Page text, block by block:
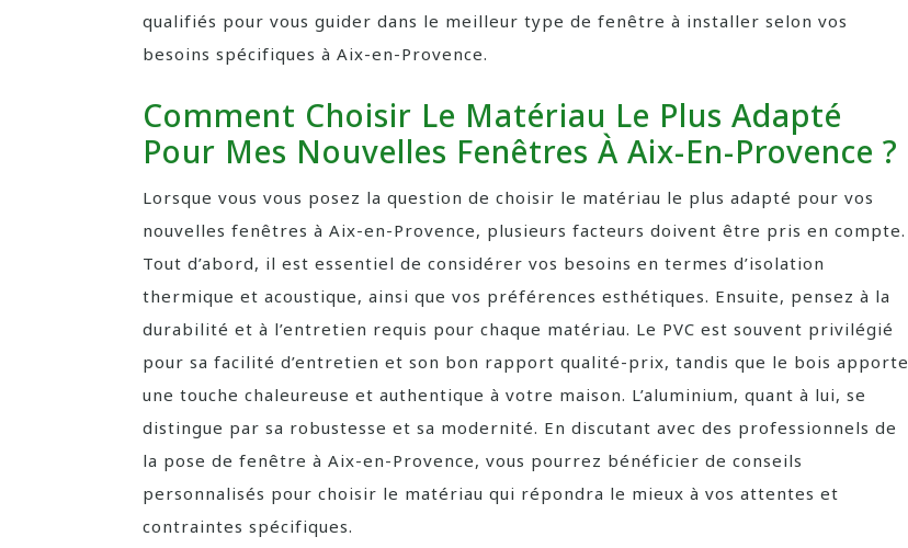
qualifiés pour vous guider dans le meilleur type de fenêtre à installer selon vos
besoins spécifiques à Aix-en-Provence.
Comment Choisir Le Matériau Le Plus Adapté
Pour Mes Nouvelles Fenêtres À Aix-En-Provence ?
Lorsque vous vous posez la question de choisir le matériau le plus adapté pour vos
nouvelles fenêtres à Aix-en-Provence, plusieurs facteurs doivent être pris en compte.
Tout d’abord, il est essentiel de considérer vos besoins en termes d’isolation
thermique et acoustique, ainsi que vos préférences esthétiques. Ensuite, pensez à la
durabilité et à l’entretien requis pour chaque matériau. Le PVC est souvent privilégié
pour sa facilité d’entretien et son bon rapport qualité-prix, tandis que le bois apporte
une touche chaleureuse et authentique à votre maison. L’aluminium, quant à lui, se
distingue par sa robustesse et sa modernité. En discutant avec des professionnels de
la pose de fenêtre à Aix-en-Provence, vous pourrez bénéficier de conseils
personnalisés pour choisir le matériau qui répondra le mieux à vos attentes et
contraintes spécifiques.